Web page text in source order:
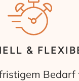
&
Bedarf